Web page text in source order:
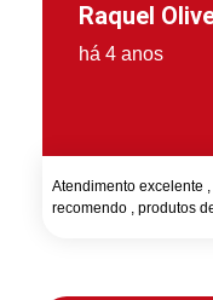
Raquel
há 4 anos
Atendimento excelente
recomendo , produtos